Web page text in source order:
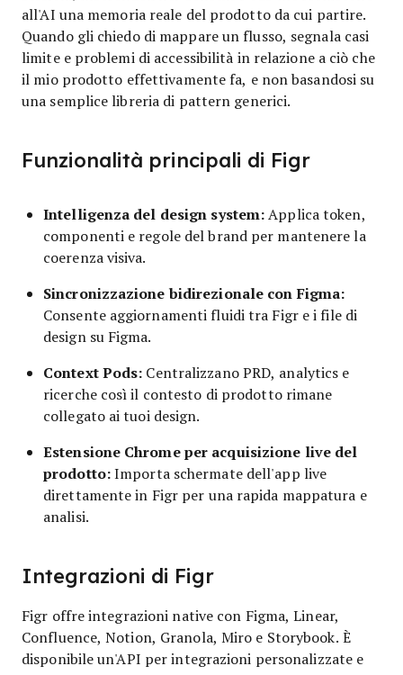
all'AI una memoria reale del prodotto da cui partire.
Quando gli chiedo di mappare un flusso, segnala casi
limite e problemi di accessibilità in relazione a ciò che
il mio prodotto effettivamente fa, e non basandosi su
una semplice libreria di pattern generici.
Funzionalità principali di Figr
Intelligenza del design system: Applica token,
componenti e regole del brand per mantenere la
coerenza visiva.
Sincronizzazione bidirezionale con Figma:
Consente aggiornamenti fluidi tra Figr e i file di
design su Figma.
Context Pods: Centralizzano PRD, analytics e
ricerche così il contesto di prodotto rimane
collegato ai tuoi design.
Estensione Chrome per acquisizione live del
prodotto:Importa schermate dell'app live
direttamente in Figr per una rapida mappatura e
analisi.
Integrazioni di Figr
Figr offre integrazioni native con Figma, Linear,
Confluence, Notion, Granola, Miro e Storybook. È
disponibile un'API per integrazioni personalizzate e